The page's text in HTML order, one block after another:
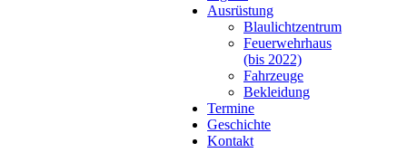
Ausrüstung
Blaulichtzentrum
Feuerwehrhaus
(bis 2022)
Fahrzeuge
Bekleidung
Termine
Geschichte
Kontakt